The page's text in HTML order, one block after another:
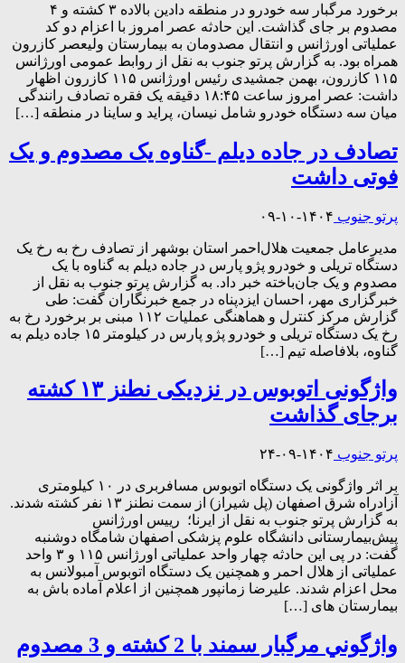
برخورد مرگبار سه خودرو در منطقه دادین بالاده ۳ کشته و ۴
مصدوم بر جای گذاشت. این حادثه عصر امروز با اعزام دو کد
عملیاتی اورژانس و انتقال مصدومان به بیمارستان ولیعصر کازرون
همراه بود. به گزارش پرتو جنوب به نقل از روابط عمومی اورژانس
۱۱۵ کازرون، بهمن جمشیدی رئیس اورژانس ۱۱۵ کازرون اظهار
داشت: عصر امروز ساعت ۱۸:۴۵ دقیقه یک فقره تصادف رانندگی
میان سه دستگاه خودرو شامل نیسان، پراید و ساینا در منطقه […]
تصادف در جاده دیلم -گناوه یک مصدوم و یک
فوتی داشت
پرتو جنوب ۱۴۰۴-۱۰-۰۹
مدیرعامل جمعیت هلال‌احمر استان بوشهر از تصادف رخ به رخ یک
دستگاه تریلی و خودرو پژو پارس در جاده دیلم به گناوه با یک
مصدوم و یک جان‌باخته خبر داد. به گزارش پرتو جنوب به نقل از
خبرگزاری مهر، احسان ایزدپناه در جمع خبرنگاران گفت: طی
گزارش مرکز کنترل و هماهنگی عملیات ۱۱۲ مبنی بر برخورد رخ به
رخ یک دستگاه تریلی و خودرو پژو پارس در کیلومتر ۱۵ جاده دیلم به
گناوه، بلافاصله تیم […]
واژگونی اتوبوس در نزدیکی نطنز ۱۳ کشته
برجای گذاشت
پرتو جنوب ۱۴۰۴-۰۹-۲۴
بر اثر واژگونی یک دستگاه اتوبوس مسافربری در ۱۰ کیلومتری
آزادراه شرق اصفهان (پل شیراز) از سمت نطنز ۱۳ نفر کشته شدند.
به گزارش پرتو جنوب به نقل از ایرنا؛ رییس اورژانس
پیش‌بیمارستانی دانشگاه علوم پزشکی اصفهان شامگاه دوشنبه
گفت: در پی این حادثه چهار واحد عملیاتی اورژانس ۱۱۵ و ۳ واحد
عملیاتی از هلال احمر و همچنین یک دستگاه اتوبوس آمبولانس به
محل اعزام شدند. علیرضا زمانپور همچنین از اعلام آماده باش به
بیمارستان های […]
واژگوني مرگبار سمند با 2 کشته و 3 مصدوم